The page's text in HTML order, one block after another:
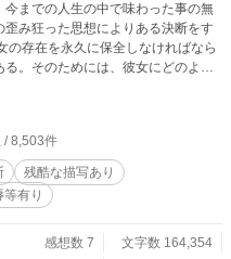
今までの人生の中で味わった事の無
歪み狂った思想によりある決断をす
る。そのためには、彼女にどのよう
か、考えた。大学で医学を齧った
い生身の肉体のままでは不可能で
四肢も、汚らしく赤黒い臓物も、
ない。僕は彼女という存在を永久
き人形】に仕上げた』 今の茜
状……茜の肉体と心を全て破壊し、
/ 8,503件
残酷な描写あり
有り
感想数 7
文字数 164,354